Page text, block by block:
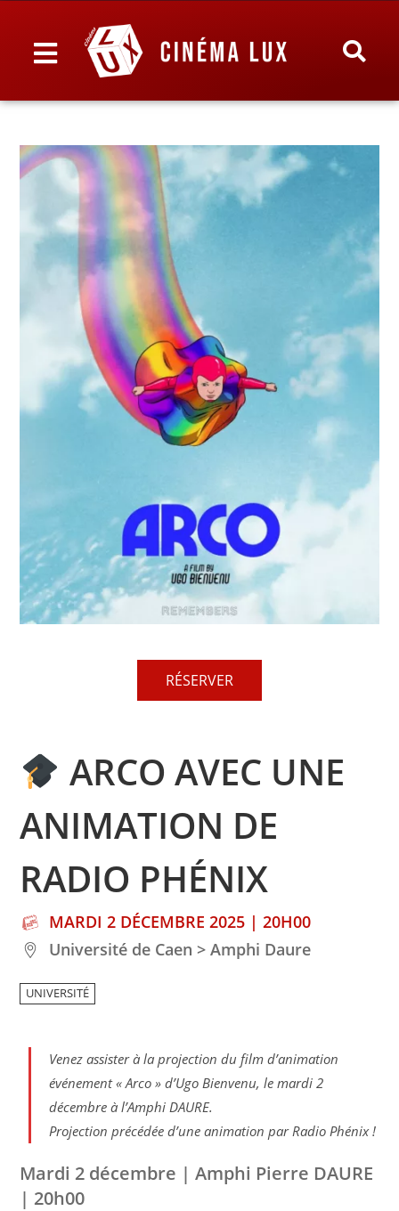
RÉSERVER
ARCO AVEC UNE
ANIMATION DE
RADIO PHÉNIX
MARDI 2 DÉCEMBRE 2025 | 20H00
Université de Caen > Amphi Daure
UNIVERSITÉ
Venez assister à la projection du film d’animation
événement « Arco » d’Ugo Bienvenu, le mardi 2
décembre à l’Amphi DAURE.
Projection précédée d’une animation par Radio Phénix !
Mardi 2 décembre | Amphi Pierre DAURE
| 20h00